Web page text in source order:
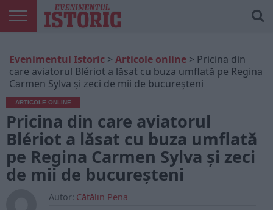
ONLINE
EDIȚII
TIPĂRITE
ISTORIC
PLAY
CONTUL
MEU
Evenimentul Istoric > Articole online > Pricina din
care aviatorul Blériot a lăsat cu buza umflată pe Regina
Carmen Sylva și zeci de mii de bucureșteni
ARTICOLE ONLINE
Pricina din care aviatorul
Blériot a lăsat cu buza umflată
pe Regina Carmen Sylva și zeci
de mii de bucureșteni
Autor: Cătălin Pena